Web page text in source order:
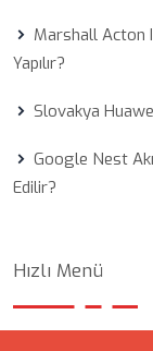
Marshall Acton
Yapılır?
Slovakya
Google Nest
Edilir?
Hızlı Menü